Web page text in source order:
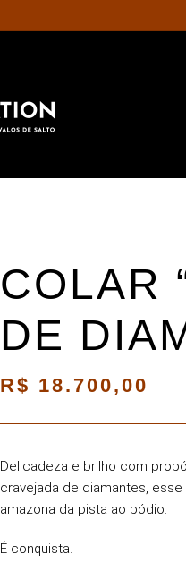
COLAR
DE
R$ 18.700,00
Delicadeza e brilho com
cravejada de diamantes,
amazona da pista ao pódio.
É conquista.